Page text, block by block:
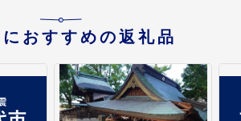
おすすめの返礼品